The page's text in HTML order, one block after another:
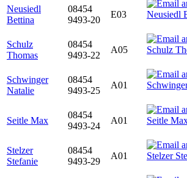
Neusiedl
Bettina
08454
9493-20
E03
Schulz
Thomas
08454
9493-22
A05
Schwinger
Natalie
08454
9493-25
A01
Seitle Max
08454
9493-24
A01
Stelzer
Stefanie
08454
9493-29
A01